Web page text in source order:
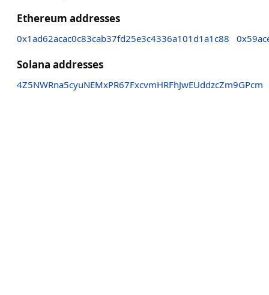
Ethereum addresses
0x1ad62acac0c83cab37fd25e3c4336a101d1a1c88
Solana addresses
4Z5NWRna5cyuNEMxPR67FxcvmHRFhJwEUddzcZm9GPcm